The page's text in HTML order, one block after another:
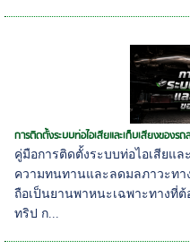
การติดตั้งระบบท่อไอเสียและเก็บเสียงของรถ
คู่มือการติดตั้งระบบท่อไอเสียแล
ความทนทานและลดมลภาวะทา
ถือเป็นยานพาหนะเฉพาะทางที่
ทริป ก...